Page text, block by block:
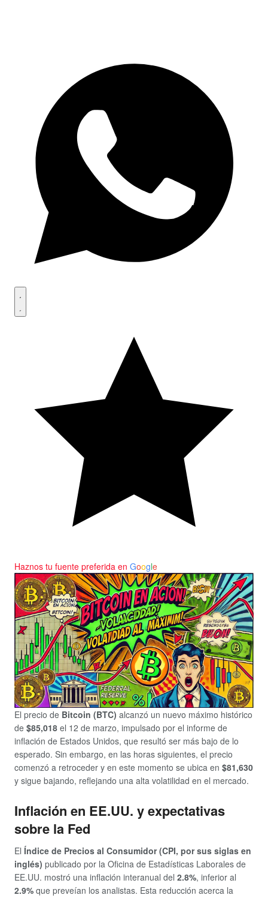
Haznos tu fuente preferida en Google
El precio de Bitcoin (BTC) alcanzó un nuevo máximo histórico
de $85,018 el 12 de marzo, impulsado por el informe de
inflación de Estados Unidos, que resultó ser más bajo de lo
esperado. Sin embargo, en las horas siguientes, el precio
comenzó a retroceder y en este momento se ubica en $81,630
y sigue bajando, reflejando una alta volatilidad en el mercado.
Inflación en EE.UU. y expectativas
sobre la Fed
El Índice de Precios al Consumidor (CPI, por sus siglas en
inglés) publicado por la Oficina de Estadísticas Laborales de
EE.UU. mostró una inflación interanual del 2.8%, inferior al
2.9% que preveían los analistas. Esta reducción acerca la